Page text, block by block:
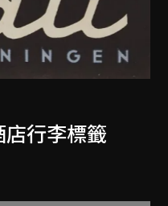
行李標籤